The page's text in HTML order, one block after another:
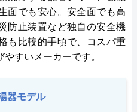
面でも安心。安全面でも高
防止装置など独自の安全機
も比較的手頃で、コスパ重
すいメーカーです。
器モデル